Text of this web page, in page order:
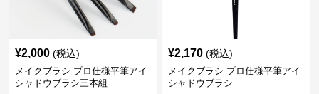
¥2,000 (税込)
メイクブラシ プロ仕様平筆アイ
シャドウブラシ三本組
¥2,170 (税込)
メイクブラシ プロ仕様平筆アイ
シャドウブラシ